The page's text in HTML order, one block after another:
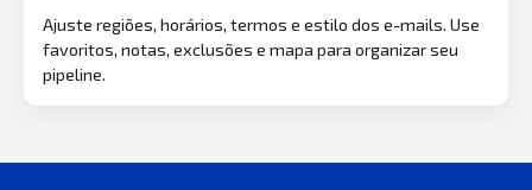
Ajuste regiões, horários, termos e estilo dos e-mails. Use
favoritos, notas, exclusões e mapa para organizar seu
pipeline.